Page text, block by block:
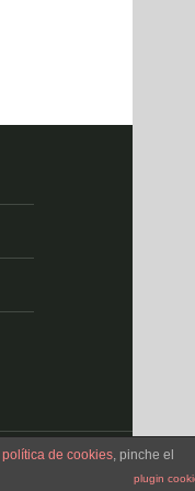
política de cookies, pinche el
plugin